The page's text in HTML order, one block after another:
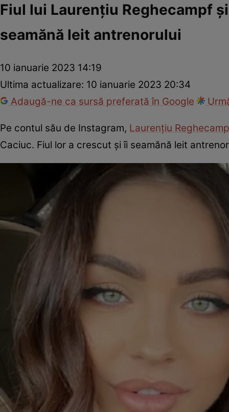
Fiul lui Laurențiu Reghecampf
seamănă leit antrenorului
10 ianuarie 2023 14:19
Ultima actualizare: 10 ianuarie 2023 20:34
Adaugă-ne ca sursă preferată în Google
Pe contul său de Instagram, Laurențiu
Caciuc. Fiul lor a crescut și îi seamănă leit